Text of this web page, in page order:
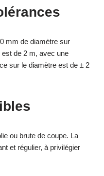
mm de diamètre sur
de 2 m, avec une
sur le diamètre est de ± 2
ou brute de coupe. La
et régulier, à privilégier